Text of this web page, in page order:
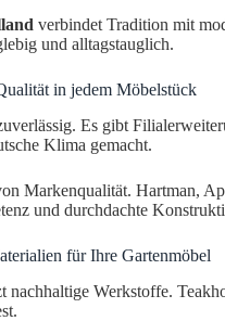
verbindet Tradition mit
und alltagstauglich.
in jedem Möbelstück
Es gibt
Klima gemacht.
Markenqualität. Hartman,
und durchdachte
für Ihre Gartenmöbel
nachhaltige Werkstoffe.